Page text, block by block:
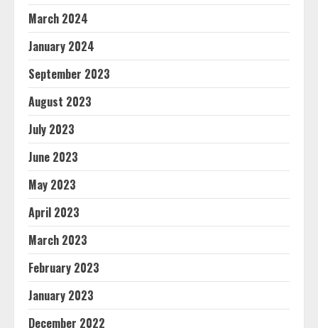
March 2024
January 2024
September 2023
August 2023
July 2023
June 2023
May 2023
April 2023
March 2023
February 2023
January 2023
December 2022